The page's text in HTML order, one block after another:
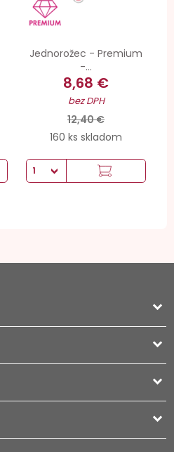
Jednorožec - Premium
-...
8,68 €
bez DPH
12,40 €
160 ks skladom
keyboard_arrow_down


